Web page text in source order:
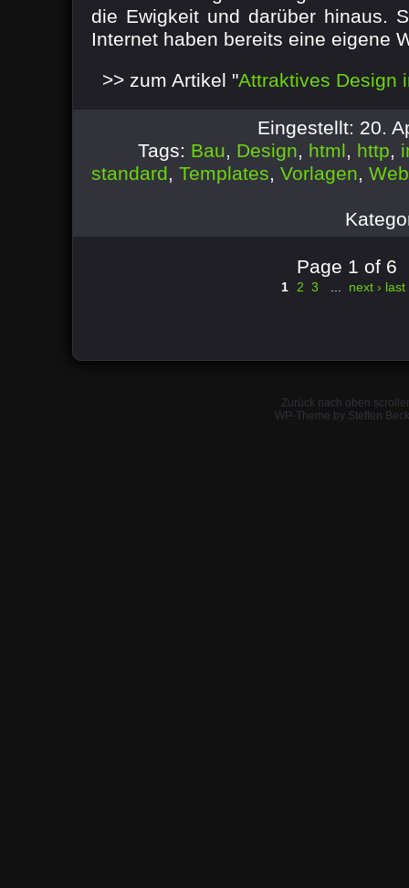
die Ewigkeit und darüber hinaus.
Internet haben bereits eine eigene
>> zum Artikel "Attraktives Design
Eingestellt: 20.
Tags: Bau, Design, html, http,
standard, Templates, Vorlagen, Web
Page 1 of 6
1 2 3 next › last
Zurück nach oben
WP-Theme by Steffen